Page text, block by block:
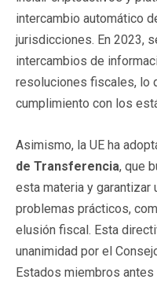
intercambio automático
jurisdicciones. En 2023,
intercambios de
resoluciones fiscales, lo
cumplimiento con los
Asimismo, la UE ha
de Transferencia, que
esta materia y garantizar
problemas prácticos,
elusión fiscal. Esta
unanimidad por el
Estados miembros